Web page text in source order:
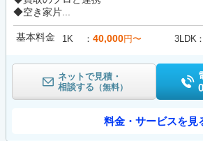
◆空き家片...
基本料金 1K 40,000円〜 3LDK
ネットで見積・
相談する （無料）
料金・サービスを見